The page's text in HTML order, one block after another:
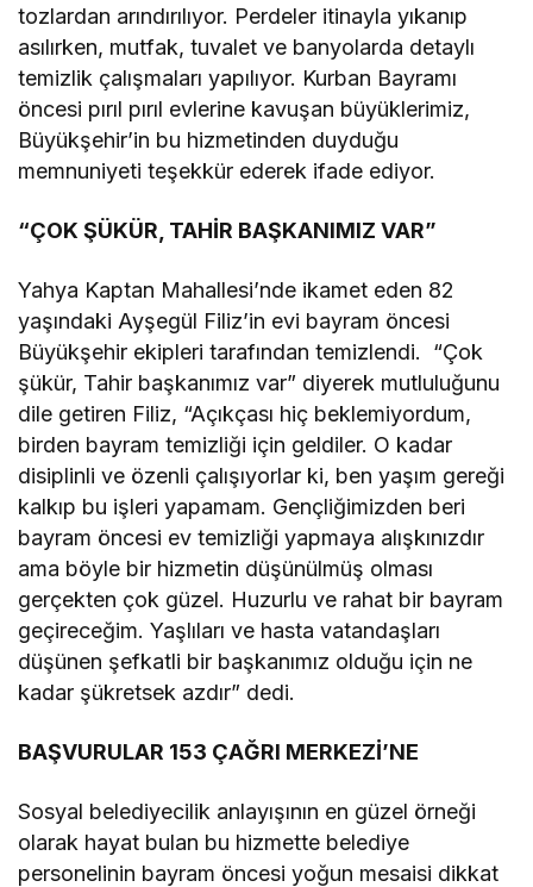
tozlardan arındırılıyor. Perdeler itinayla yıkanıp
asılırken, mutfak, tuvalet ve banyolarda detaylı
temizlik çalışmaları yapılıyor. Kurban Bayramı
öncesi pırıl pırıl evlerine kavuşan büyüklerimiz,
Büyükşehir’in bu hizmetinden duyduğu
memnuniyeti teşekkür ederek ifade ediyor.
“ÇOK ŞÜKÜR, TAHİR BAŞKANIMIZ VAR”
Yahya Kaptan Mahallesi’nde ikamet eden 82
yaşındaki Ayşegül Filiz’in evi bayram öncesi
Büyükşehir ekipleri tarafından temizlendi. “Çok
şükür, Tahir başkanımız var” diyerek mutluluğunu
dile getiren Filiz, “Açıkçası hiç beklemiyordum,
birden bayram temizliği için geldiler. O kadar
disiplinli ve özenli çalışıyorlar ki, ben yaşım gereği
kalkıp bu işleri yapamam. Gençliğimizden beri
bayram öncesi ev temizliği yapmaya alışkınızdır
ama böyle bir hizmetin düşünülmüş olması
gerçekten çok güzel. Huzurlu ve rahat bir bayram
geçireceğim. Yaşlıları ve hasta vatandaşları
düşünen şefkatli bir başkanımız olduğu için ne
kadar şükretsek azdır” dedi.
BAŞVURULAR 153 ÇAĞRI MERKEZİ’NE
Sosyal belediyecilik anlayışının en güzel örneği
olarak hayat bulan bu hizmette belediye
personelinin bayram öncesi yoğun mesaisi dikkat